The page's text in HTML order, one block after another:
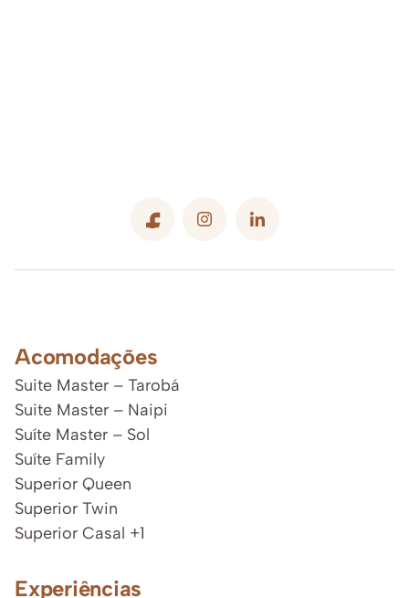
Acomodações
Suite Master – Tarobá
Suite Master – Naipi
Suíte Master – Sol
Suíte Family
Superior Queen
Superior Twin
Superior Casal +1
Experiências